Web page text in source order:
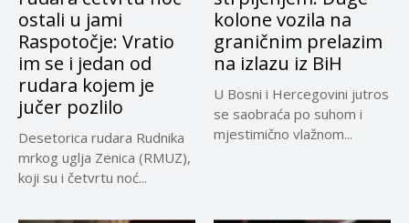
ostali u jami
Raspotočje: Vratio
im se i jedan od
rudara kojem je
jučer pozlilo
Desetorica rudara Rudnika
mrkog uglja Zenica (RMUZ),
koji su i četvrtu noć...
kolone vozila na
graničnim prelazim
na izlazu iz BiH
U Bosni i Hercegovini jutros
se saobraća po suhom i
mjestimično vlažnom...